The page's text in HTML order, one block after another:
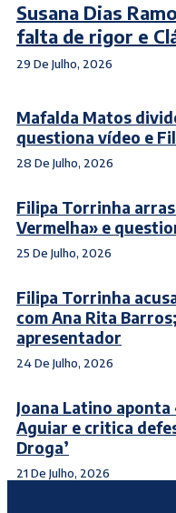
Susana Dias
falta de rigor e
29 De Julho, 2026
Mafalda Matos
questiona vídeo e
28 De Julho, 2026
Filipa Torrinha
Vermelha» e
25 De Julho, 2026
Filipa Torrinha
com Ana Rita
apresentador
24 De Julho, 2026
Joana Latino
Aguiar e critica
Droga’
21 De Julho, 2026